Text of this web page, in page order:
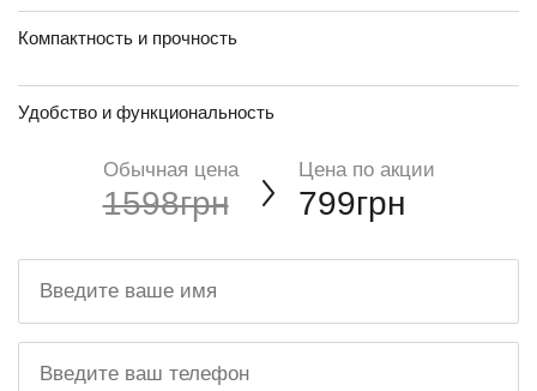
Компактность и прочность
Удобство и функциональность
Обычная цена
1598грн
Цена по акции
799грн